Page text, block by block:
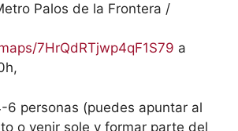
Palos de la Frontera /
7HrQdRTjwp4qF1S79 a
6 personas (puedes apuntar al
o venir sole y formar parte del